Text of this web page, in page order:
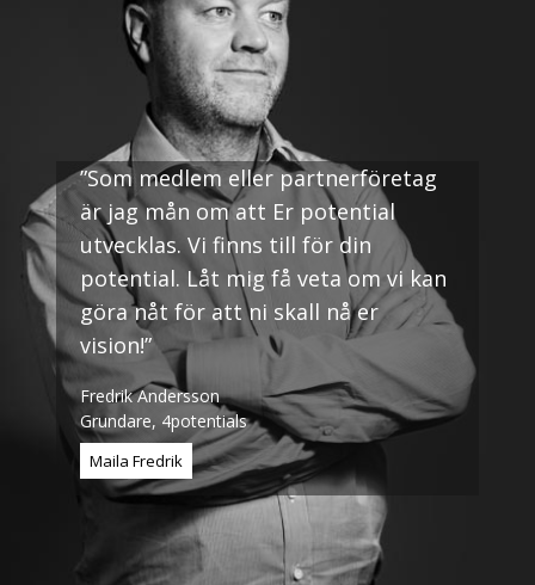
”Som medlem eller partnerföretag
är jag mån om att Er potential
utvecklas. Vi finns till för din
potential. Låt mig få veta om vi kan
göra nåt för att ni skall nå er
vision!”
Fredrik Andersson
Grundare, 4potentials
Maila Fredrik